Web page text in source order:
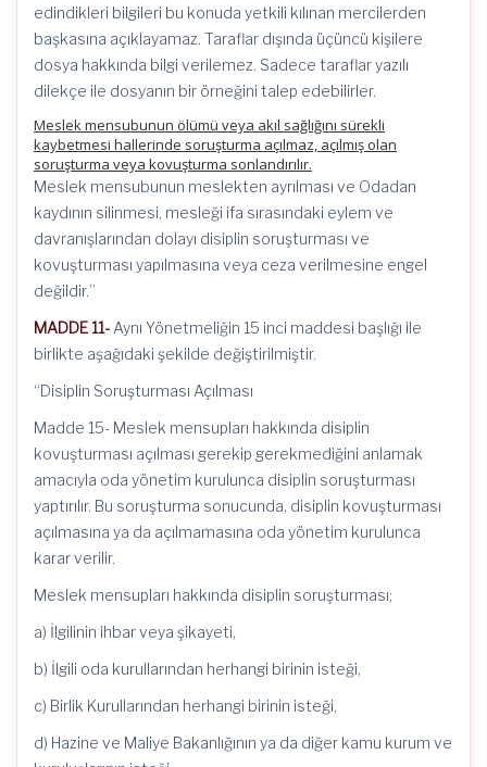
edindikleri bilgileri bu konuda yetkili kılınan mercilerden
başkasına açıklayamaz. Taraflar dışında üçüncü kişilere
dosya hakkında bilgi verilemez. Sadece taraflar yazılı
dilekçe ile dosyanın bir örneğini talep edebilirler.
Meslek mensubunun ölümü veya akıl sağlığını sürekli
kaybetmesi hallerinde soruşturma açılmaz, açılmış olan
soruşturma veya kovuşturma sonlandırılır.
Meslek mensubunun meslekten ayrılması ve Odadan
kaydının silinmesi, mesleği ifa sırasındaki eylem ve
davranışlarından dolayı disiplin soruşturması ve
kovuşturması yapılmasına veya ceza verilmesine engel
değildir.”
MADDE 11- Aynı Yönetmeliğin 15 inci maddesi başlığı ile
birlikte aşağıdaki şekilde değiştirilmiştir.
“Disiplin Soruşturması Açılması
Madde 15- Meslek mensupları hakkında disiplin
kovuşturması açılması gerekip gerekmediğini anlamak
amacıyla oda yönetim kurulunca disiplin soruşturması
yaptırılır. Bu soruşturma sonucunda, disiplin kovuşturması
açılmasına ya da açılmamasına oda yönetim kurulunca
karar verilir.
Meslek mensupları hakkında disiplin soruşturması;
a) İlgilinin ihbar veya şikayeti,
b) İlgili oda kurullarından herhangi birinin isteği,
c) Birlik Kurullarından herhangi birinin isteği,
d) Hazine ve Maliye Bakanlığının ya da diğer kamu kurum ve